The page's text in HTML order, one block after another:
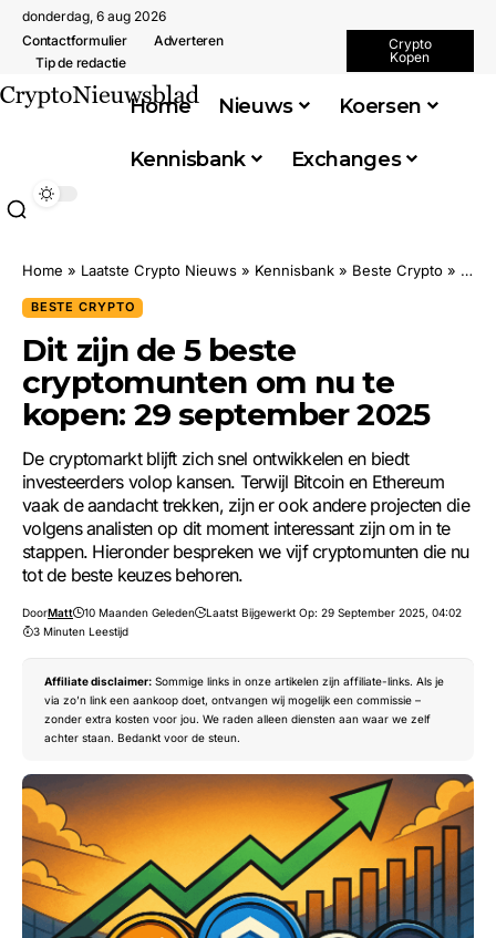
donderdag, 6 aug 2026
Contactformulier
Adverteren
Tip de redactie
Crypto
Kopen
Home Nieuws Koersen
Kennisbank Exchanges
Home » Laatste Crypto Nieuws » Kennisbank » Beste Crypto » Dit
BESTE CRYPTO
Dit zijn de 5 beste
cryptomunten om nu te
kopen: 29 september 2025
De cryptomarkt blijft zich snel ontwikkelen en biedt
investeerders volop kansen. Terwijl Bitcoin en Ethereum
vaak de aandacht trekken, zijn er ook andere projecten die
volgens analisten op dit moment interessant zijn om in te
stappen. Hieronder bespreken we vijf cryptomunten die nu
tot de beste keuzes behoren.
DoorMatt 10 Maanden Geleden
Laatst Bijgewerkt Op: 29 September 2025, 04:02
3 Minuten Leestijd
Affiliate disclaimer: Sommige links in onze artikelen zijn affiliate-links. Als je
via zo’n link een aankoop doet, ontvangen wij mogelijk een commissie –
zonder extra kosten voor jou. We raden alleen diensten aan waar we zelf
achter staan. Bedankt voor de steun.